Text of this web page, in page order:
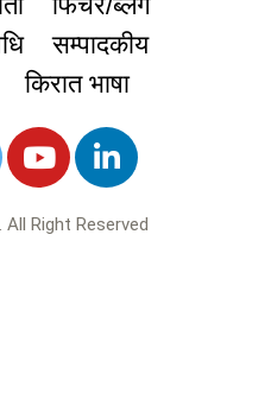
सम्पादकीय
किरात भाषा
Right Reserved